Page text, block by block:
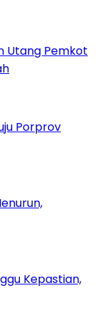
Utang Pemkot
Porprov
Kepastian,